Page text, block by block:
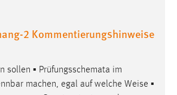
2 Kommentierungshinweise
sollen ▪ Prüfungsschemata im
machen, egal auf welche Weise ▪